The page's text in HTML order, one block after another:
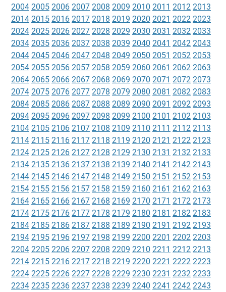
2004 2005 2006 2007 2008 2009 2010 2011 2012 2013
2014 2015 2016 2017 2018 2019 2020 2021 2022 2023
2024 2025 2026 2027 2028 2029 2030 2031 2032 2033
2034 2035 2036 2037 2038 2039 2040 2041 2042 2043
2044 2045 2046 2047 2048 2049 2050 2051 2052 2053
2054 2055 2056 2057 2058 2059 2060 2061 2062 2063
2064 2065 2066 2067 2068 2069 2070 2071 2072 2073
2074 2075 2076 2077 2078 2079 2080 2081 2082 2083
2084 2085 2086 2087 2088 2089 2090 2091 2092 2093
2094 2095 2096 2097 2098 2099 2100 2101 2102 2103
2104 2105 2106 2107 2108 2109 2110 2111 2112 2113
2114 2115 2116 2117 2118 2119 2120 2121 2122 2123
2124 2125 2126 2127 2128 2129 2130 2131 2132 2133
2134 2135 2136 2137 2138 2139 2140 2141 2142 2143
2144 2145 2146 2147 2148 2149 2150 2151 2152 2153
2154 2155 2156 2157 2158 2159 2160 2161 2162 2163
2164 2165 2166 2167 2168 2169 2170 2171 2172 2173
2174 2175 2176 2177 2178 2179 2180 2181 2182 2183
2184 2185 2186 2187 2188 2189 2190 2191 2192 2193
2194 2195 2196 2197 2198 2199 2200 2201 2202 2203
2204 2205 2206 2207 2208 2209 2210 2211 2212 2213
2214 2215 2216 2217 2218 2219 2220 2221 2222 2223
2224 2225 2226 2227 2228 2229 2230 2231 2232 2233
2234 2235 2236 2237 2238 2239 2240 2241 2242 2243